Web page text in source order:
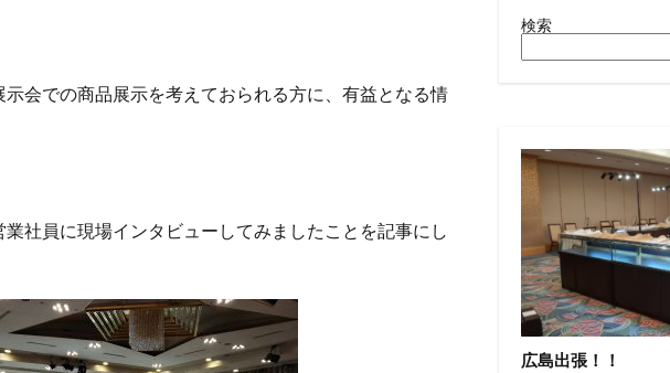
会での商品展示を考えておられる方に、有益となる情
社員に現場インタビューしてみましたことを記事にし
検索
広島出張！！